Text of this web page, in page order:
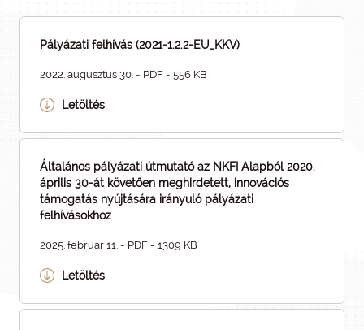
Pályázati felhívás (2021-1.2.2-EU_KKV)
2022. augusztus 30. - PDF - 556 KB
Letöltés
Általános pályázati útmutató az NKFI Alapból 2020.
április 30-át követően meghirdetett, innovációs
támogatás nyújtására irányuló pályázati
felhívásokhoz
2025. február 11. - PDF - 1309 KB
Letöltés